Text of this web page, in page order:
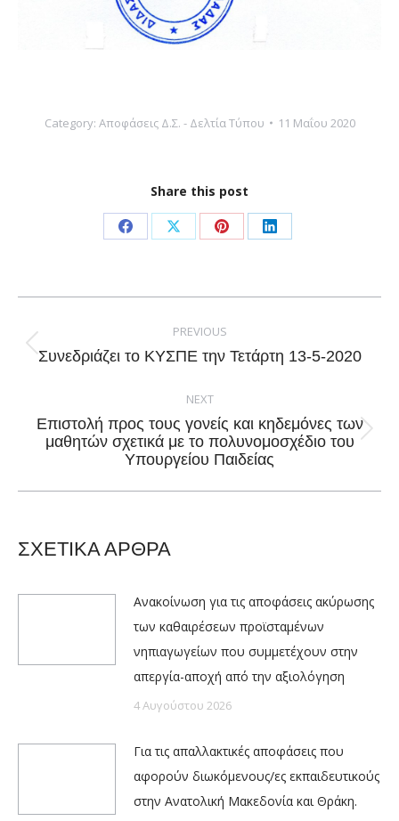
Category: Αποφάσεις Δ.Σ. - Δελτία Τύπου 11 Μαΐου 2020
Share this post
Share
Facebook
Share
X
Share
Pinterest
Share
LinkedIn
navigation
PREVIOUS
Previous
Συνεδριάζει το ΚΥΣΠΕ την Τετάρτη 13-5-2020
NEXT
Next
post:
Επιστολή προς τους γονείς και κηδεμόνες των
μαθητών σχετικά με το πολυνομοσχέδιο του
Υπουργείου Παιδείας
ΣΧΕΤΙΚΑ ΑΡΘΡΑ
Ανακοίνωση για τις αποφάσεις ακύρωσης
των καθαιρέσεων προϊσταμένων
νηπιαγωγείων που συμμετέχουν στην
απεργία-αποχή από την αξιολόγηση
4 Αυγούστου 2026
Για τις απαλλακτικές αποφάσεις που
αφορούν διωκόμενους/ες εκπαιδευτικούς
στην Ανατολική Μακεδονία και Θράκη.